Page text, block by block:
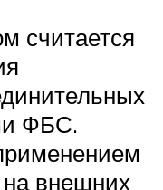
считается
ФБС.
на внешних